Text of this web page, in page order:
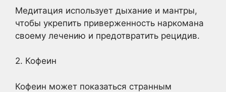
Медитация использует дыхание и мантры,
чтобы укрепить приверженность наркомана
своему лечению и предотвратить рецидив.
2. Кофеин
Кофеин может показаться странным